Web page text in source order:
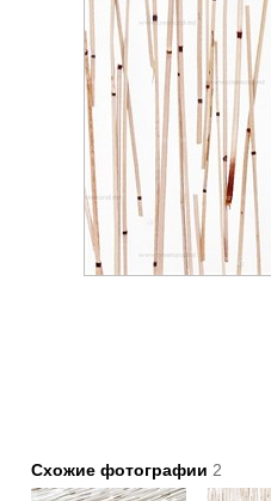
Схожие фотографии 2